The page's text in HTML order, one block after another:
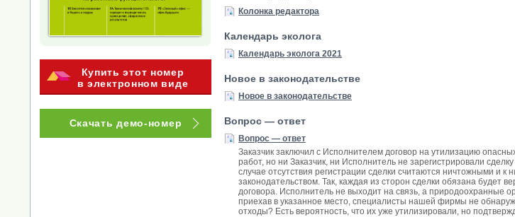
Купить этот номер
в электронном виде
Скачать демо-номер
Колонка редактора
Календарь эколога
Календарь эколога 2021
Новое в законодательстве
Новое в законодательстве
Вопрос — ответ
Вопрос — ответ
Заказчик заключил с Исполнителем договор на утилизацию
работ, но ни Заказчик, ни Исполнитель не зарегистрировали
случае отсутствия регистрации сделки считаются ничтожными и
законодательством. Так, каждая из сторон сделки обязана будет
договора. Исполнитель не выходит на связь, а природоохранные
приехав в указанное место, специалисты нашей фирмы не
отходы? Есть вероятность, что их уже утилизировали, но